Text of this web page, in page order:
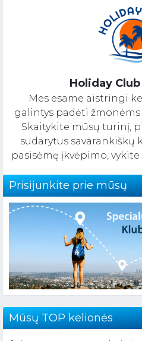
Holiday
Mes esame aistringi
galintys padėti
Skaitykite mūsų turinį,
sudarytus savarankiškų
pasisėmę įkvėpimo,
Prisijunkite prie mūsų
Mūsų TOP kelionės